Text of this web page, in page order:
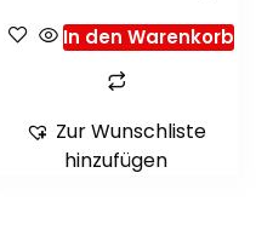
In den Warenkorb
Zur Wunschliste
hinzufügen